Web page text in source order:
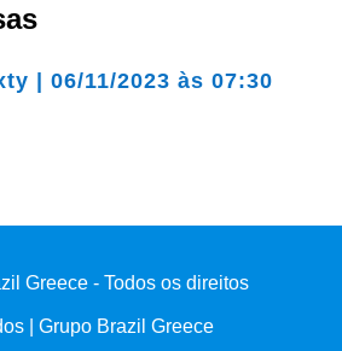
| 06/11/2023 às 07:30
Greece - Todos os direitos
| Grupo Brazil Greece